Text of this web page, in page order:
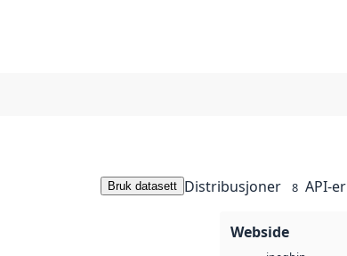
Bruk datasett Distribusjoner 8 API-er
Webside